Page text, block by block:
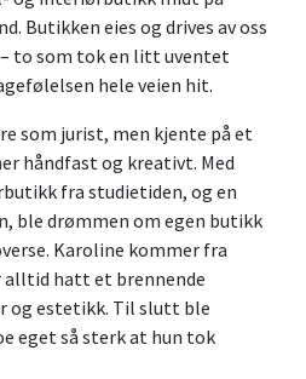
Butikken eies og drives av oss
to som tok en litt uventet
hele veien hit.
som jurist, men kjente på et
håndfast og kreativt. Med
fra studietiden, og en
ble drømmen om egen butikk
Karoline kommer fra
alltid hatt et brennende
og estetikk. Til slutt ble
eget så sterk at hun tok